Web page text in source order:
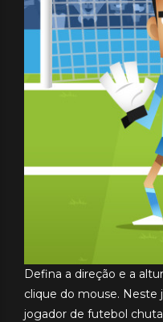
Defina a direção e a
clique do mouse. Neste
jogador de futebol